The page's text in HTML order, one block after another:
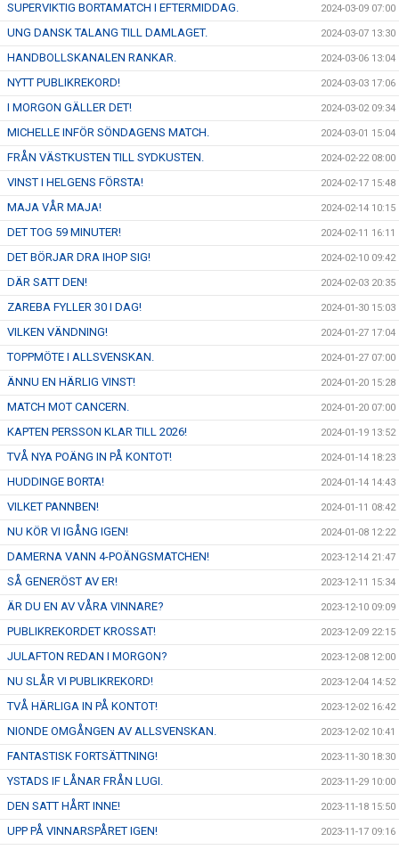
SUPERVIKTIG BORTAMATCH I EFTERMIDDAG. 2024-03-09 07:00
UNG DANSK TALANG TILL DAMLAGET. 2024-03-07 13:30
HANDBOLLSKANALEN RANKAR. 2024-03-06 13:04
NYTT PUBLIKREKORD! 2024-03-03 17:06
I MORGON GÄLLER DET! 2024-03-02 09:34
MICHELLE INFÖR SÖNDAGENS MATCH. 2024-03-01 15:04
FRÅN VÄSTKUSTEN TILL SYDKUSTEN. 2024-02-22 08:00
VINST I HELGENS FÖRSTA! 2024-02-17 15:48
MAJA VÅR MAJA! 2024-02-14 10:15
DET TOG 59 MINUTER! 2024-02-11 16:11
DET BÖRJAR DRA IHOP SIG! 2024-02-10 09:42
DÄR SATT DEN! 2024-02-03 20:35
ZAREBA FYLLER 30 I DAG! 2024-01-30 15:03
VILKEN VÄNDNING! 2024-01-27 17:04
TOPPMÖTE I ALLSVENSKAN. 2024-01-27 07:00
ÄNNU EN HÄRLIG VINST! 2024-01-20 15:28
MATCH MOT CANCERN. 2024-01-20 07:00
KAPTEN PERSSON KLAR TILL 2026! 2024-01-19 13:52
TVÅ NYA POÄNG IN PÅ KONTOT! 2024-01-14 18:23
HUDDINGE BORTA! 2024-01-14 14:43
VILKET PANNBEN! 2024-01-11 08:42
NU KÖR VI IGÅNG IGEN! 2024-01-08 12:22
DAMERNA VANN 4-POÄNGSMATCHEN! 2023-12-14 21:47
SÅ GENERÖST AV ER! 2023-12-11 15:34
ÄR DU EN AV VÅRA VINNARE? 2023-12-10 09:09
PUBLIKREKORDET KROSSAT! 2023-12-09 22:15
JULAFTON REDAN I MORGON? 2023-12-08 12:00
NU SLÅR VI PUBLIKREKORD! 2023-12-04 14:52
TVÅ HÄRLIGA IN PÅ KONTOT! 2023-12-02 16:42
NIONDE OMGÅNGEN AV ALLSVENSKAN. 2023-12-02 10:41
FANTASTISK FORTSÄTTNING! 2023-11-30 18:30
YSTADS IF LÅNAR FRÅN LUGI. 2023-11-29 10:00
DEN SATT HÅRT INNE! 2023-11-18 15:50
UPP PÅ VINNARSPÅRET IGEN! 2023-11-17 09:16